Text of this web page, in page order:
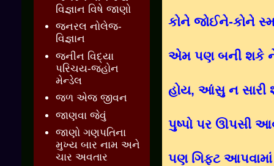
કોને જોઈને-કોને
એમ પણ બની શકે ને
હોય, આંસુ ન સારી
પુષ્પો પર ઊપસી
પણ ગિફ્ટ આપવામાં
વિજ્ઞાન વિષે જાણો
જનરલ નોલેજ-
વિજ્ઞાન
જનીન વિદ્યા
પરિચય-જ્હોન
મેન્ડેલ
જળ એજ જીવન
જાણવા જેવું
જાણો ગણપતિના
મુખ્ય બાર નામ અને
ચાર અવતાર